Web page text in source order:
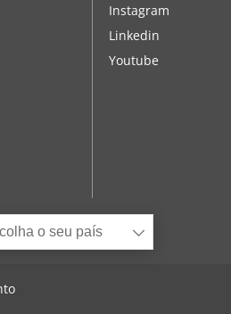
Instagram
Linkedin
Youtube
o seu país